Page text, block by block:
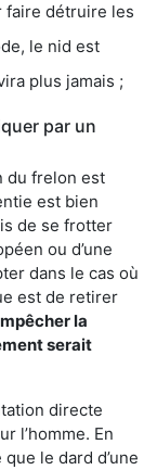
faire détruire les
le nid est
plus jamais ;
par un
du frelon est
est bien
de se frotter
ou d’une
dans le cas où
est de retirer
la
serait
directe
l’homme. En
le dard d’une